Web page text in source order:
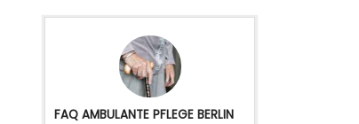
FAQ AMBULANTE PFLEGE BERLIN